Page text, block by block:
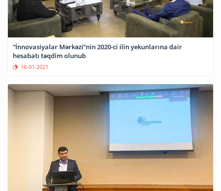
“İnnovasiyalar Mərkəzi”nin 2020-ci ilin yekunlarına dair
hesabatı təqdim olunub
16-01-2021